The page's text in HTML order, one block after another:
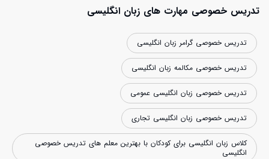
تدریس خصوصی مهارت های زبان انگلیسی
تدریس خصوصی گرامر زبان انگلیسی
تدریس خصوصی مکالمه زبان انگلیسی
تدریس خصوصی زبان انگلیسی عمومی
تدریس خصوصی زبان انگلیسی تجاری
کلاس زبان انگلیسی برای کودکان با بهترین معلم های تدریس خصوصی
انگلیسی